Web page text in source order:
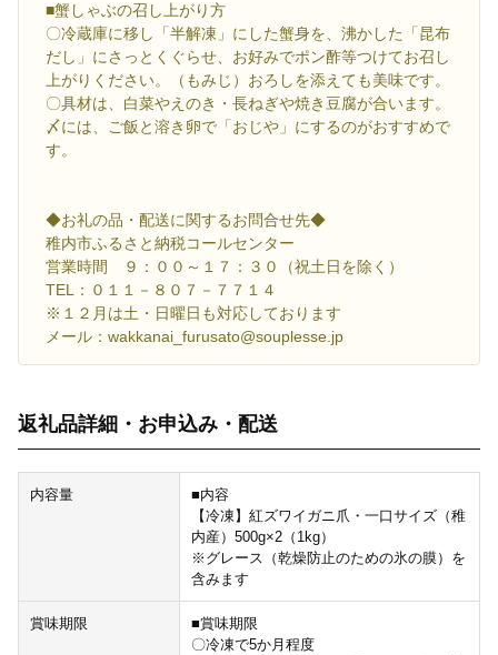
■蟹しゃぶの召し上がり方
〇冷蔵庫に移し「半解凍」にした蟹身を、沸かした「昆布
だし」にさっとくぐらせ、お好みでポン酢等つけてお召し
上がりください。（もみじ）おろしを添えても美味です。
〇具材は、白菜やえのき・長ねぎや焼き豆腐が合います。
〆には、ご飯と溶き卵で「おじや」にするのがおすすめで
す。
◆お礼の品・配送に関するお問合せ先◆
稚内市ふるさと納税コールセンター
営業時間 ９：００～１７：３０（祝土日を除く）
TEL：０１１－８０７－７７１４
※１２月は土・日曜日も対応しております
メール：wakkanai_furusato@souplesse.jp
返礼品詳細・お申込み・配送
内容量
■内容
【冷凍】紅ズワイガニ爪・一口サイズ（稚
内産）500g×2（1kg）
※グレース（乾燥防止のための氷の膜）を
含みます
賞味期限
■賞味期限
〇冷凍で5か月程度